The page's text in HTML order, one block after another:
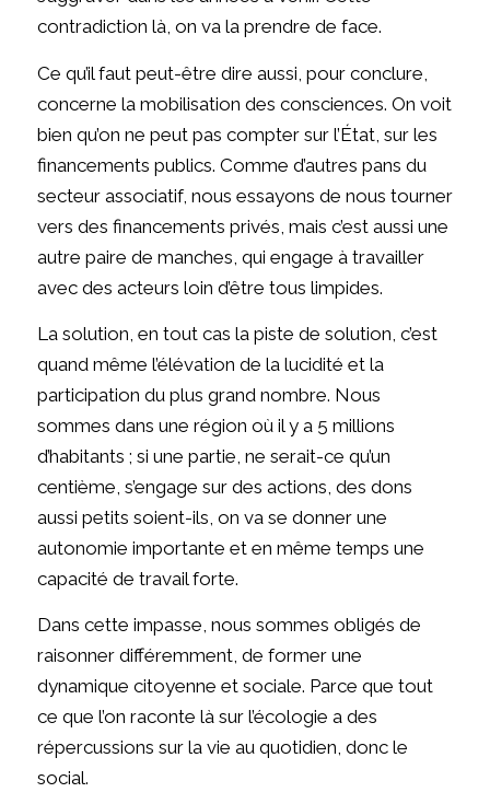
contradiction là, on va la prendre de face.
Ce qu’il faut peut-être dire aussi, pour conclure,
concerne la mobilisation des consciences. On voit
bien qu’on ne peut pas compter sur l’État, sur les
financements publics. Comme d’autres pans du
secteur associatif, nous essayons de nous tourner
vers des financements privés, mais c’est aussi une
autre paire de manches, qui engage à travailler
avec des acteurs loin d’être tous limpides.
La solution, en tout cas la piste de solution, c’est
quand même l’élévation de la lucidité et la
participation du plus grand nombre. Nous
sommes dans une région où il y a 5 millions
d’habitants ; si une partie, ne serait-ce qu’un
centième, s’engage sur des actions, des dons
aussi petits soient-ils, on va se donner une
autonomie importante et en même temps une
capacité de travail forte.
Dans cette impasse, nous sommes obligés de
raisonner différemment, de former une
dynamique citoyenne et sociale. Parce que tout
ce que l’on raconte là sur l’écologie a des
répercussions sur la vie au quotidien, donc le
social.